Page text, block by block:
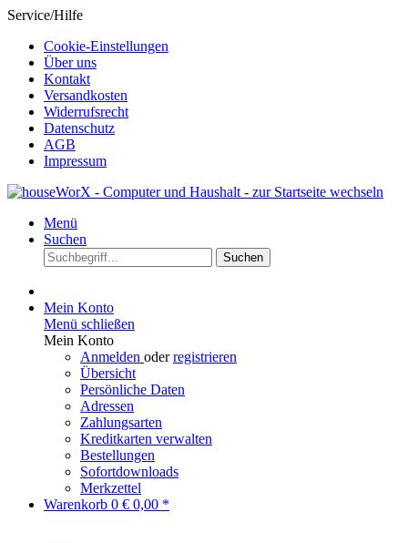
Service/Hilfe
Cookie-Einstellungen
Über uns
Kontakt
Versandkosten
Widerrufsrecht
Datenschutz
AGB
Impressum
Menü
Suchen
Suchen
Mein Konto
Menü schließen
Mein Konto
Anmelden oderregistrieren
Übersicht
Persönliche Daten
Adressen
Zahlungsarten
Kreditkarten verwalten
Bestellungen
Sofortdownloads
Merkzettel
Warenkorb 0 € 0,00 *